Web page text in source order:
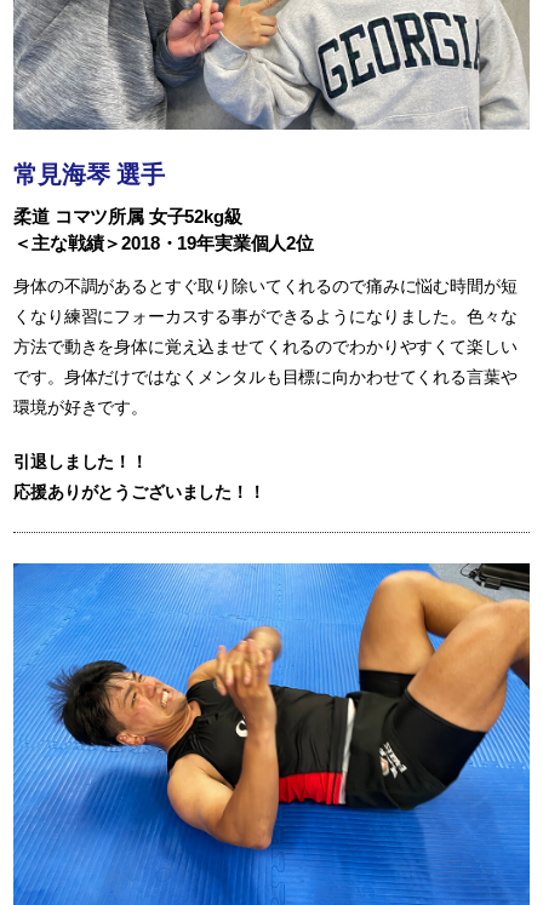
常見海琴 選手
柔道 コマツ所属 女子52kg級
＜主な戦績＞2018・19年実業個人2位
身体の不調があるとすぐ取り除いてくれるので痛みに悩む時間が短
くなり練習にフォーカスする事ができるようになりました。色々な
方法で動きを身体に覚え込ませてくれるのでわかりやすくて楽しい
です。身体だけではなくメンタルも目標に向かわせてくれる言葉や
環境が好きです。
引退しました！！
応援ありがとうございました！！